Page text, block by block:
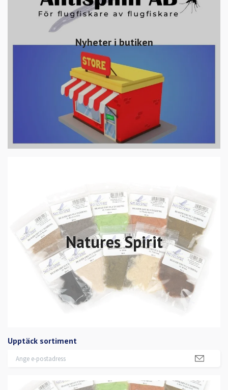
Nyheter i butiken
Natures Spirit
Upptäck sortiment